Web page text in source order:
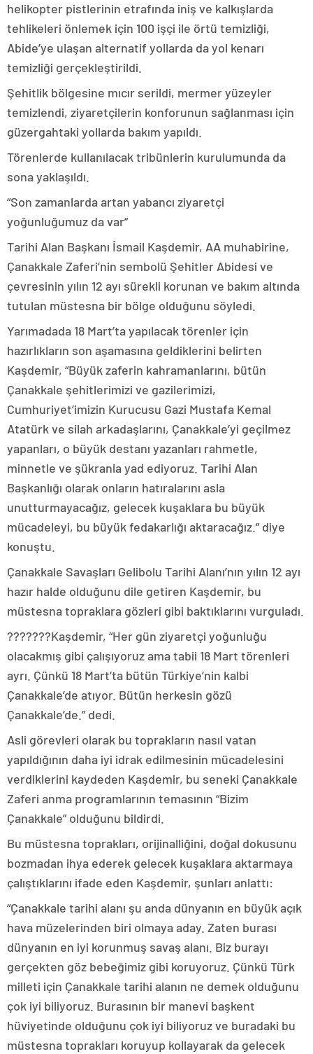
helikopter pistlerinin etrafında iniş ve kalkışlarda
tehlikeleri önlemek için 100 işçi ile örtü temizliği,
Abide’ye ulaşan alternatif yollarda da yol kenarı
temizliği gerçekleştirildi.
Şehitlik bölgesine mıcır serildi, mermer yüzeyler
temizlendi, ziyaretçilerin konforunun sağlanması için
güzergahtaki yollarda bakım yapıldı.
Törenlerde kullanılacak tribünlerin kurulumunda da
sona yaklaşıldı.
“Son zamanlarda artan yabancı ziyaretçi
yoğunluğumuz da var”
Tarihi Alan Başkanı İsmail Kaşdemir, AA muhabirine,
Çanakkale Zaferi’nin sembolü Şehitler Abidesi ve
çevresinin yılın 12 ayı sürekli korunan ve bakım altında
tutulan müstesna bir bölge olduğunu söyledi.
Yarımadada 18 Mart’ta yapılacak törenler için
hazırlıkların son aşamasına geldiklerini belirten
Kaşdemir, “Büyük zaferin kahramanlarını, bütün
Çanakkale şehitlerimizi ve gazilerimizi,
Cumhuriyet’imizin Kurucusu Gazi Mustafa Kemal
Atatürk ve silah arkadaşlarını, Çanakkale’yi geçilmez
yapanları, o büyük destanı yazanları rahmetle,
minnetle ve şükranla yad ediyoruz. Tarihi Alan
Başkanlığı olarak onların hatıralarını asla
unutturmayacağız, gelecek kuşaklara bu büyük
mücadeleyi, bu büyük fedakarlığı aktaracağız.” diye
konuştu.
Çanakkale Savaşları Gelibolu Tarihi Alanı’nın yılın 12 ayı
hazır halde olduğunu dile getiren Kaşdemir, bu
müstesna topraklara gözleri gibi baktıklarını vurguladı.
???????Kaşdemir, “Her gün ziyaretçi yoğunluğu
olacakmış gibi çalışıyoruz ama tabii 18 Mart törenleri
ayrı. Çünkü 18 Mart’ta bütün Türkiye’nin kalbi
Çanakkale’de atıyor. Bütün herkesin gözü
Çanakkale’de.” dedi.
Asli görevleri olarak bu toprakların nasıl vatan
yapıldığının daha iyi idrak edilmesinin mücadelesini
verdiklerini kaydeden Kaşdemir, bu seneki Çanakkale
Zaferi anma programlarının temasının “Bizim
Çanakkale” olduğunu bildirdi.
Bu müstesna toprakları, orijinalliğini, doğal dokusunu
bozmadan ihya ederek gelecek kuşaklara aktarmaya
çalıştıklarını ifade eden Kaşdemir, şunları anlattı:
“Çanakkale tarihi alanı şu anda dünyanın en büyük açık
hava müzelerinden biri olmaya aday. Zaten burası
dünyanın en iyi korunmuş savaş alanı. Biz burayı
gerçekten göz bebeğimiz gibi koruyoruz. Çünkü Türk
milleti için Çanakkale tarihi alanın ne demek olduğunu
çok iyi biliyoruz. Burasının bir manevi başkent
hüviyetinde olduğunu çok iyi biliyoruz ve buradaki bu
müstesna toprakları koruyup kollayarak da gelecek